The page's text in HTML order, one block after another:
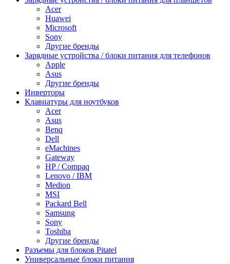
Acer
Huawei
Microsoft
Sony
Другие бренды
Зарядные устройства / блоки питания для телефонов
Apple
Asus
Другие бренды
Инверторы
Клавиатуры для ноутбуков
Acer
Asus
Benq
Dell
eMachines
Gateway
HP / Compaq
Lenovo / IBM
Medion
MSI
Packard Bell
Samsung
Sony
Toshiba
Другие бренды
Разъемы для блоков Pitatel
Универсальные блоки питания